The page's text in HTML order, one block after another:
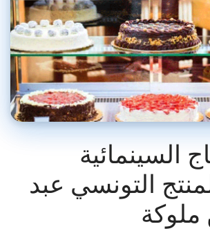
السينمائية
التونسي عبد
ملوكة